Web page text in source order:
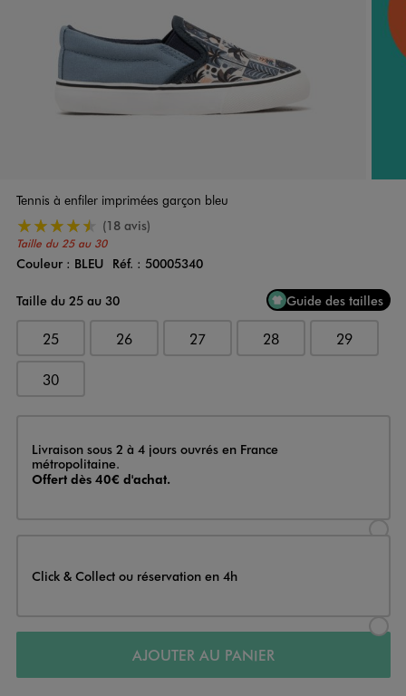
Tennis à enfiler imprimées garçon bleu
Taille du 25 au 30
4.5/5 de moyenne
(18 avis)
Couleur
Couleur : BLEU Réf. : 50005340
Taille du 25 au 30
Guide des tailles
25 26 27 28 29
30
Livraison
Livraison sous 2 à 4 jours ouvrés en France
métropolitaine.
Offert dès 40€ d'achat.
Click & Collect ou réservation en 4h
AJOUTER AU PANIER